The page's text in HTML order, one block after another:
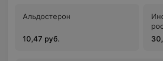
Альдостерон
10,47 руб.